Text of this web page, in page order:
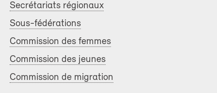
Secrétariats régionaux
Sous-fédérations
Commission des femmes
Commission des jeunes
Commission de migration